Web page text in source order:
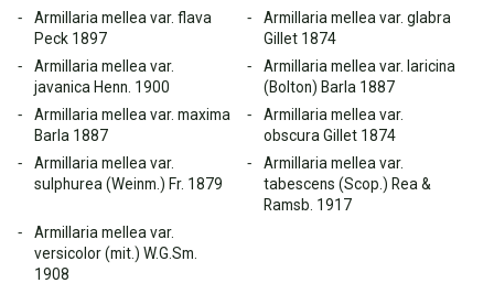
Armillaria mellea var. flava
Peck 1897
Armillaria mellea var. glabra
Gillet 1874
Armillaria mellea var.
javanica Henn. 1900
Armillaria mellea var. laricina
(Bolton) Barla 1887
Armillaria mellea var. maxima
Barla 1887
Armillaria mellea var.
obscura Gillet 1874
Armillaria mellea var.
sulphurea (Weinm.) Fr. 1879
Armillaria mellea var.
tabescens (Scop.) Rea &
Ramsb. 1917
Armillaria mellea var.
versicolor (mit.) W.G.Sm.
1908